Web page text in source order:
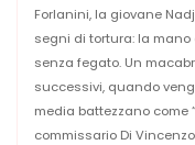
Forlanini, la giovane
segni di tortura: la mano
senza fegato. Un
successivi, quando
media battezzano come
commissario Di